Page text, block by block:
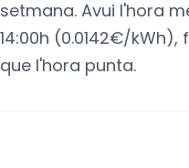
setmana. Avui l'hora
14:00h (0.0142€/
que l'hora punta.